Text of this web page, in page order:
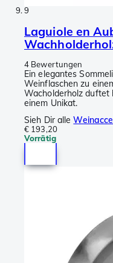
9
Laguiole en
4 Bewertungen
Ein elegantes
Weinflaschen zu
Wacholderholz duftet
einem Unikat.
Sieh Dir alle
€ 193,20
Vorrätig